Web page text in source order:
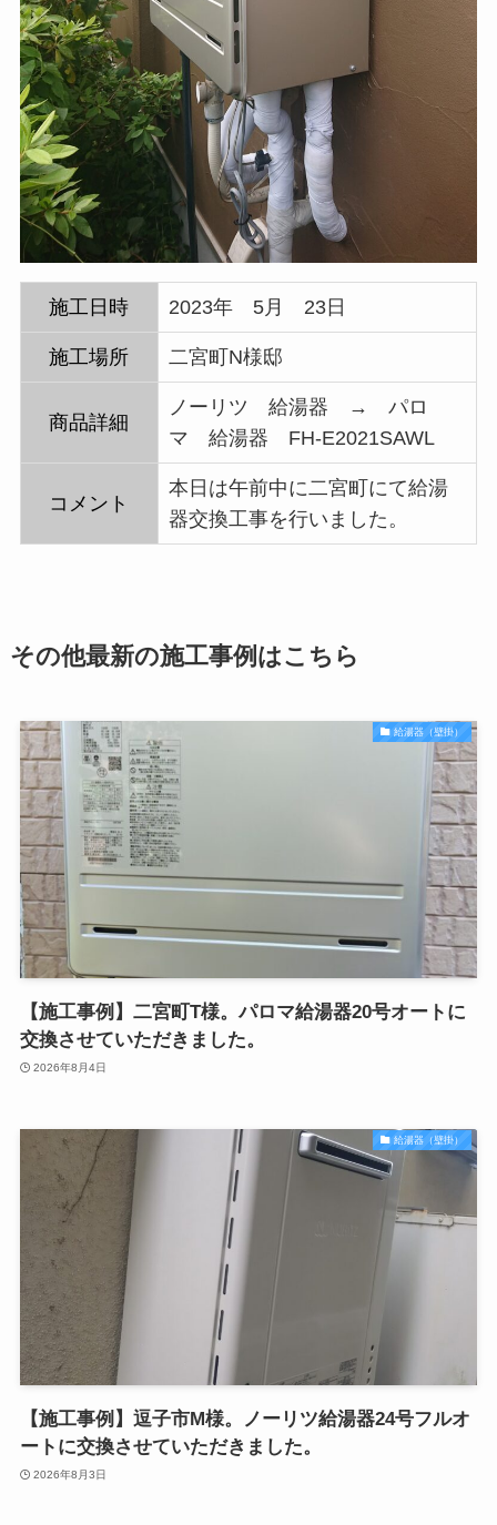
施工日時 2023年 5月 23日
施工場所 二宮町N様邸
商品詳細
ノーリツ 給湯器 → パロ
マ 給湯器 FH-E2021SAWL
コメント
本日は午前中に二宮町にて給湯
器交換工事を行いました。
その他最新の施工事例はこちら
給湯器（壁掛）
【施工事例】二宮町T様。パロマ給湯器20号オートに
交換させていただきました。
2026年8月4日
給湯器（壁掛）
【施工事例】逗子市M様。ノーリツ給湯器24号フルオ
ートに交換させていただきました。
2026年8月3日